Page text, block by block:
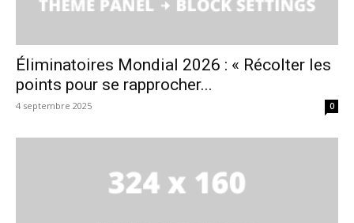
Éliminatoires Mondial 2026 : « Récolter les
points pour se rapprocher...
4 septembre 2025 0